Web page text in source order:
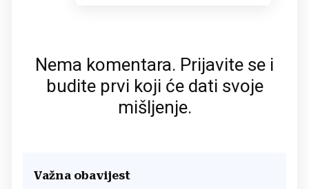
Nema komentara. Prijavite se i
budite prvi koji će dati svoje
mišljenje.
Važna obavijest